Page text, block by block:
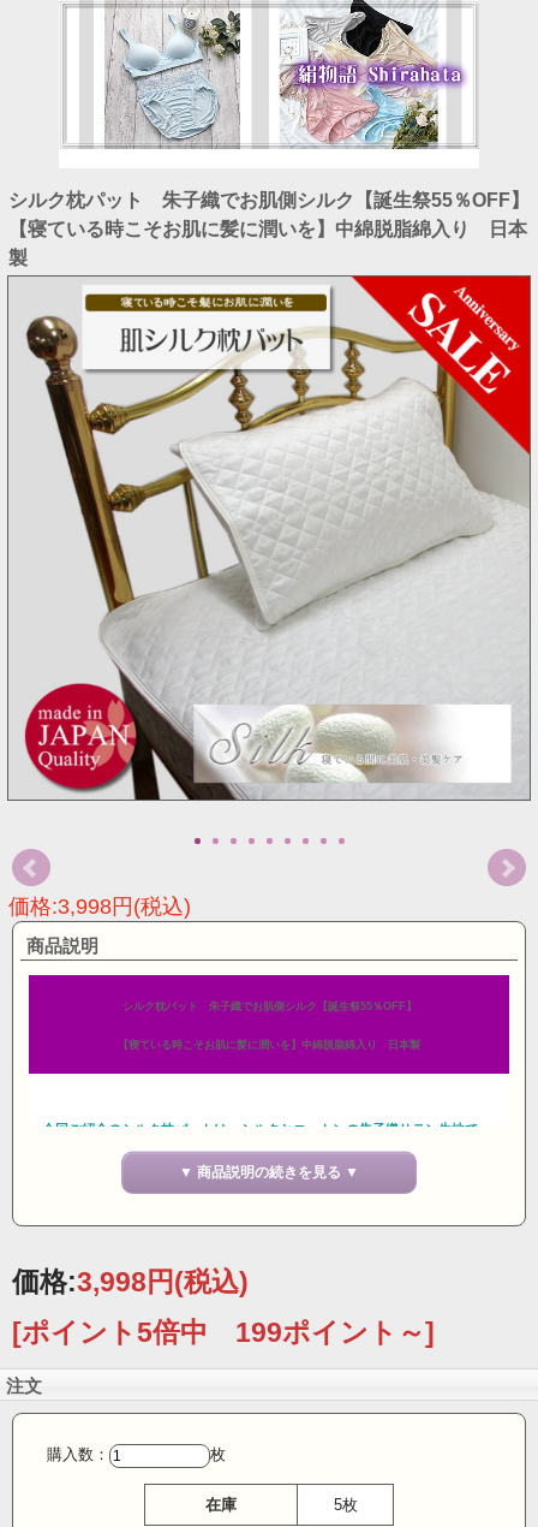
シルク枕パット 朱子織でお肌側シルク【誕生祭55％OFF】
【寝ている時こそお肌に髪に潤いを】中綿脱脂綿入り 日本
製
価格:3,998円(税込)
商品説明
シルク枕パット 朱子織でお肌側シルク【誕生祭55％OFF】
【寝ている時こそお肌に髪に潤いを】中綿脱脂綿入り 日本製
今回ご紹介のシルク枕パットは、シルクとコットンの朱子織サテン生地で
お肌側にはシルクが触れる構造になっています。
■家庭での洗濯や耐久性を考慮し、シルクとコットンの朱子織生地を使用してい
朱子織は肌にあたる表面はほとんどシルク繊維が表出するように織り上げてあ
■今回、当社創業創立70周年を記念いたしましてメーカーさんに特別協賛
していただき55％ＯＦＦの信じられない価格でのご紹介となりました。
■製造は、日本一の毛布産地「泉大津」の株式会社 大津毛織。日本毛布工業組
合認可の
「MADE IN JAPAN」マークを取得した高品質の高級シルク枕パットです。
しています。
■シルク朱子織の構造は、シルク100％より強度もはるかに強いので、
▼ 商品説明の続きを見る ▼
価格:3,998円(税込)
[ポイント5倍中 199ポイント～]
注文
購入数： 枚
在庫 5枚